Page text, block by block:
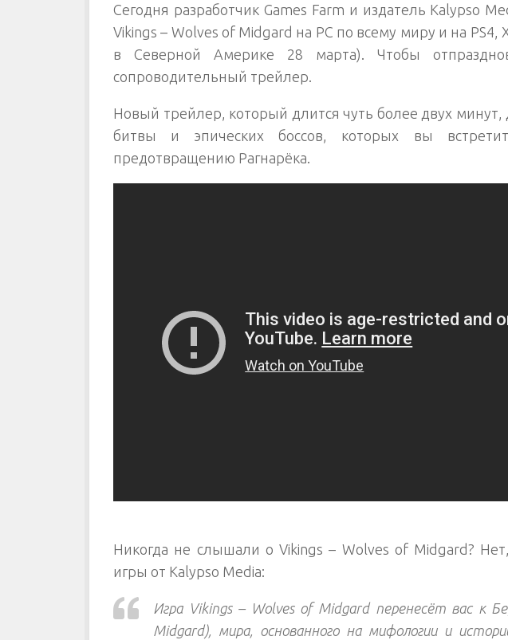
Сегодня разработчик Games Farm и издатель Kalypso
Vikings – Wolves of Midgard на PC по всему миру и на PS4,
в Северной Америке 28 марта). Чтобы
сопроводительный трейлер.
Новый трейлер, который длится чуть более двух минут,
битвы и эпических боссов, которых вы
предотвращению Рагнарёка.
Никогда не слышали о Vikings – Wolves of Midgard?
игры от Kalypso Media:
Игра Vikings – Wolves of Midgard перенесёт вас к
Midgard), мира, основанного на мифологии и